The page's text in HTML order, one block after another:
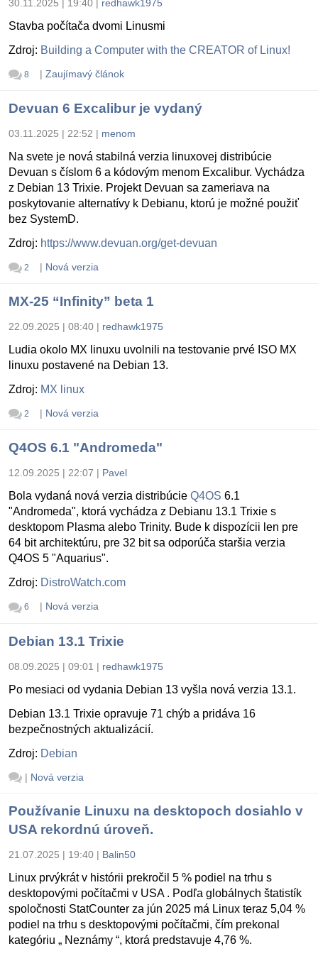
30.11.2025 | 19:40 redhawk1975
Stavba počítača dvomi Linusmi
Zdroj: Building a Computer with the CREATOR of Linux!
8 | Zaujímavý článok
Devuan 6 Excalibur je vydaný
03.11.2025 | 22:52 | menom
Na svete je nová stabilná verzia linuxovej distribúcie
Devuan s číslom 6 a kódovým menom Excalibur. Vychádza
z Debian 13 Trixie. Projekt Devuan sa zameriava na
poskytovanie alternatívy k Debianu, ktorú je možné použiť
bez SystemD.
Zdroj: https://www.devuan.org/get-devuan
2 | Nová verzia
MX-25 “Infinity” beta 1
22.09.2025 | 08:40 | redhawk1975
Ludia okolo MX linuxu uvolnili na testovanie prvé ISO MX
linuxu postavené na Debian 13.
Zdroj: MX linux
2 | Nová verzia
Q4OS 6.1 "Andromeda"
12.09.2025 | 22:07 | Pavel
Bola vydaná nová verzia distribúcie Q4OS 6.1
"Andromeda", ktorá vychádza z Debianu 13.1 Trixie s
desktopom Plasma alebo Trinity. Bude k dispozícii len pre
64 bit architektúru, pre 32 bit sa odporúča staršia verzia
Q4OS 5 "Aquarius".
Zdroj: DistroWatch.com
6 | Nová verzia
Debian 13.1 Trixie
08.09.2025 | 09:01 | redhawk1975
Po mesiaci od vydania Debian 13 vyšla nová verzia 13.1.
Debian 13.1 Trixie opravuje 71 chýb a pridáva 16
bezpečnostných aktualizácií.
Zdroj: Debian
| Nová verzia
Používanie Linuxu na desktopoch dosiahlo v
USA rekordnú úroveň.
21.07.2025 | 19:40 | Balin50
Linux prvýkrát v histórii prekročil 5 % podiel na trhu s
desktopovými počítačmi v USA . Podľa globálnych štatistík
spoločnosti StatCounter za jún 2025 má Linux teraz 5,04 %
podiel na trhu s desktopovými počítačmi, čím prekonal
kategóriu „ Neznámy “, ktorá predstavuje 4,76 %.